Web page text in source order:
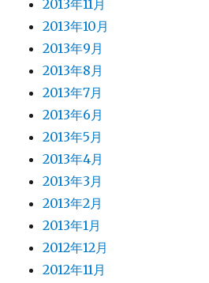
2013年11月
2013年10月
2013年9月
2013年8月
2013年7月
2013年6月
2013年5月
2013年4月
2013年3月
2013年2月
2013年1月
2012年12月
2012年11月